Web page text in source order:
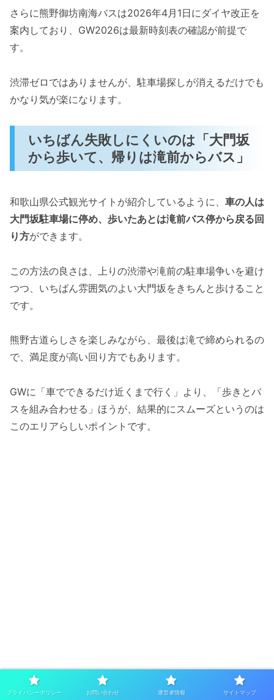
さらに熊野御坊南海バスは2026年4月1日にダイヤ改正を
案内しており、GW2026は最新時刻表の確認が前提で
す。
渋滞ゼロではありませんが、駐車場探しが消えるだけでも
かなり気が楽になります。
いちばん失敗しにくいのは「大門坂
から歩いて、帰りは滝前からバス」
和歌山県公式観光サイトが紹介しているように、 車の人は
大門坂駐車場に停め、歩いたあとは滝前バス停から戻る回
り方ができます。
この方法の良さは、上りの渋滞や滝前の駐車場争いを避け
つつ、いちばん雰囲気のよい大門坂をきちんと歩けること
です。
熊野古道らしさを楽しみながら、最後は滝で締められるの
で、満足度が高い回り方でもあります。
GWに「車でできるだけ近くまで行く」より、「歩きとバ
スを組み合わせる」ほうが、結果的にスムーズというのは
このエリアらしいポイントです。
プライバシーポリシー お問い合わせ 運営者情報 サイトマップ